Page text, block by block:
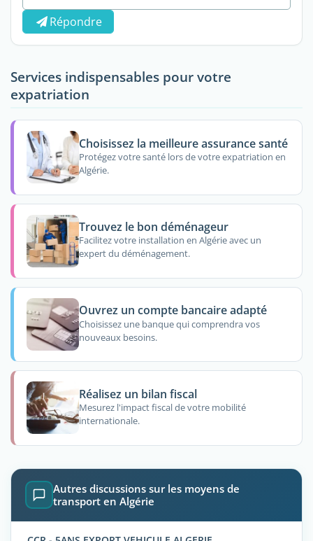
Répondre
Services indispensables pour votre
expatriation
Choisissez la meilleure assurance santé
Protégez votre santé lors de votre expatriation en
Algérie.
Trouvez le bon déménageur
Facilitez votre installation en Algérie avec un
expert du déménagement.
Ouvrez un compte bancaire adapté
Choisissez une banque qui comprendra vos
nouveaux besoins.
Réalisez un bilan fiscal
Mesurez l'impact fiscal de votre mobilité
internationale.
Autres discussions sur les moyens de
transport en Algérie